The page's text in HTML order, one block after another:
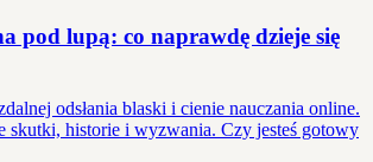
pod lupą: co naprawdę dzieje się
odsłania blaski i cienie nauczania online.
skutki, historie i wyzwania. Czy jesteś gotowy